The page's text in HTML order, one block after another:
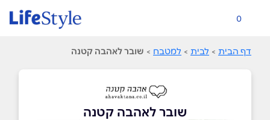
0
דף הבית > לבית > למטבח > שובר לאהבה קטנה
שובר לאהבה קטנה